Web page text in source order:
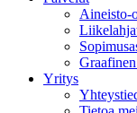
Aineisto-
Yritys